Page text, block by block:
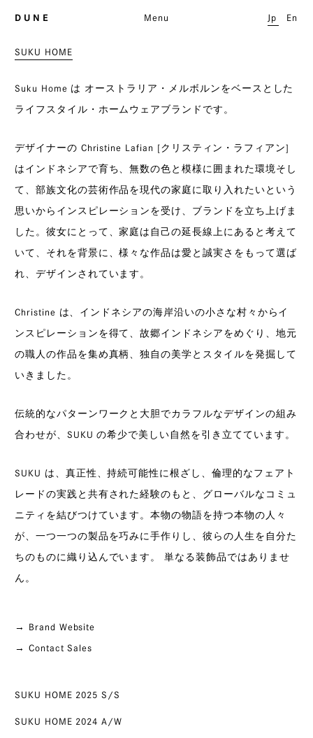
D U N E Jp En
Menu
SUKU HOME
Suku Home は オーストラリア・メルボルンをベースとした
ライフスタイル・ホームウェアブランドです。
デザイナーの Christine Lafian [クリスティン・ラフィアン]
はインドネシアで育ち、無数の色と模様に囲まれた環境そし
て、部族文化の芸術作品を現代の家庭に取り入れたいという
思いからインスピレーションを受け、ブランドを立ち上げま
した。彼女にとって、家庭は自己の延長線上にあると考えて
いて、それを背景に、様々な作品は愛と誠実さをもって選ば
れ、デザインされています。
Christine は、インドネシアの海岸沿いの小さな村々からイ
ンスピレーションを得て、故郷インドネシアをめぐり、地元
の職人の作品を集め真柄、独自の美学とスタイルを発掘して
いきました。
伝統的なパターンワークと大胆でカラフルなデザインの組み
合わせが、SUKU の希少で美しい自然を引き立てています。
SUKU は、真正性、持続可能性に根ざし、倫理的なフェアト
レードの実践と共有された経験のもと、グローバルなコミュ
ニティを結びつけています。本物の物語を持つ本物の人々
が、一つ一つの製品を巧みに手作りし、彼らの人生を自分た
ちのものに織り込んでいます。 単なる装飾品ではありませ
ん。
→ Brand Website
→ Contact Sales
SUKU HOME 2025 S/S
SUKU HOME 2024 A/W